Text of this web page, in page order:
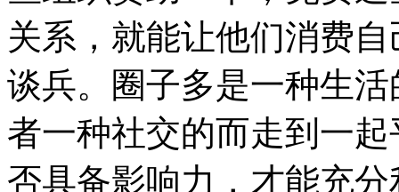
关系，就能让他们消费
谈兵。圈子多是一种生
者一种社交的而走到一
否具备影响力，才能充